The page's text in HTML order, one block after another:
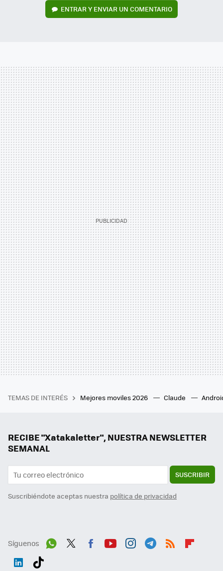
ENTRAR Y ENVIAR UN COMENTARIO
TEMAS DE INTERÉS Mejores moviles 2026 Claude
RECIBE "Xatakaletter", NUESTRA NEWSLETTER
SEMANAL
SUSCRIBIR
Suscribiéndote aceptas nuestra política de privacidad
Síguenos